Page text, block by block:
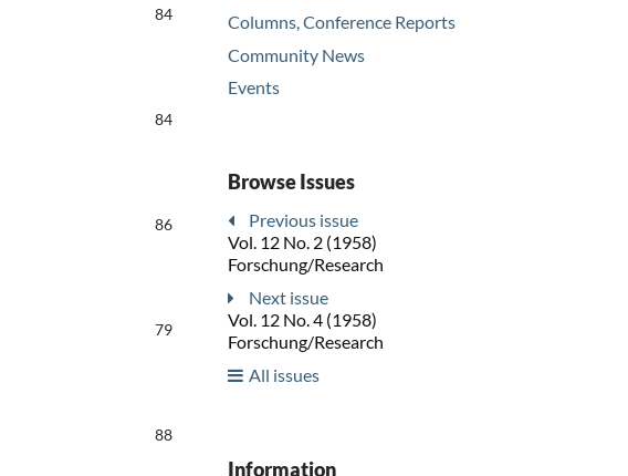
84
84
86
79
88
Columns, Conference Reports
Community News
Events
Browse Issues
Previous issue
Vol. 12 No. 2 (1958)
Forschung/Research
Next issue
Vol. 12 No. 4 (1958)
Forschung/Research
All issues
Information